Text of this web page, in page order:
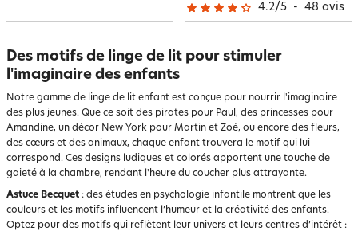
4.2/5 - 48 avis
Des motifs de linge de lit pour stimuler
l'imaginaire des enfants
Notre gamme de linge de lit enfant est conçue pour nourrir l'imaginaire
des plus jeunes. Que ce soit des pirates pour Paul, des princesses pour
Amandine, un décor New York pour Martin et Zoé, ou encore des fleurs,
des cœurs et des animaux, chaque enfant trouvera le motif qui lui
correspond. Ces designs ludiques et colorés apportent une touche de
gaieté à la chambre, rendant l'heure du coucher plus attrayante.
Astuce Becquet : des études en psychologie infantile montrent que les
couleurs et les motifs influencent l’humeur et la créativité des enfants.
Optez pour des motifs qui reflètent leur univers et leurs centres d’intérêt :